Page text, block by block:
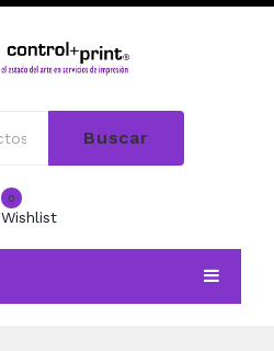
Buscar
0
Wishlist